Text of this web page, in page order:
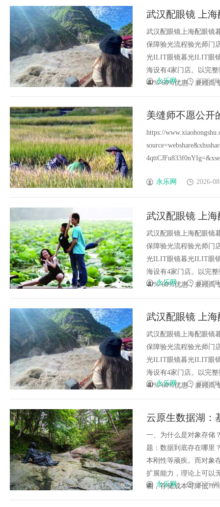
武汉配眼镜 上
武汉配眼镜上海配眼镜
保障验光流程验光师门
光ILIT眼镜暮光ILIT眼
海设有4家门店。以完
40%-60%优惠，兼顾高
永乐网 2026-
美缝师不愿公开
https://
永乐网 2026-
武汉配眼镜 上
武汉配眼镜上海配眼镜
保障验光流程验光师门
光ILIT眼镜暮光ILIT眼
海设有4家门店。以完
40%-60%优惠，兼顾高
永乐网 2026-
武汉配眼镜 上
武汉配眼镜上海配眼镜
保障验光流程验光师门
光ILIT眼镜暮光ILIT眼
海设有4家门店。以完
40%-60%优惠，兼顾高
永乐网 2026-
云原生数据湖：
构的优势与天翼
一、为什么是对象存储
题：数据到底存在哪里
本刚性等顽疾。而对象
扩展能力，理论上可以
档，存储成本可降低
永乐网 2026-